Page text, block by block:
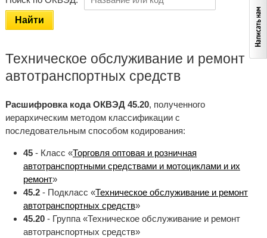
Найти
Техническое обслуживание и ремонт
автотранспортных средств
Расшифровка кода ОКВЭД 45.20, полученного
иерархическим методом классификации с
последовательным способом кодирования:
45- Класс «Торговля оптовая и розничная
автотранспортными средствами и мотоциклами и их
ремонт»
45.2- Подкласс «Техническое обслуживание и ремонт
автотранспортных средств»
45.20- Группа «Техническое обслуживание и ремонт
автотранспортных средств»